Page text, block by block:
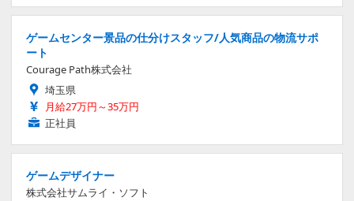
ゲームセンター景品の仕分けスタッフ/人気商品の物流サポ
ート
Courage Path株式会社
埼玉県
月給27万円～35万円
正社員
ゲームデザイナー
株式会社サムライ・ソフト